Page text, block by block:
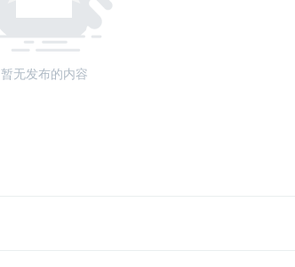
暂无发布的内容